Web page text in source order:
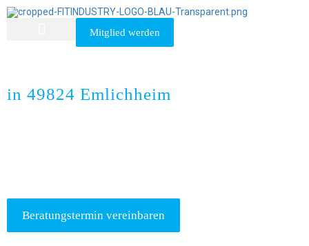
Mitglied werden
in 49824 Emlichheim
Beratungstermin vereinbaren